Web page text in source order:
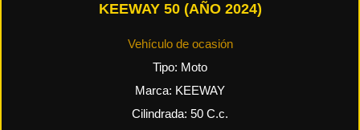
KEEWAY 50 (AÑO 2024)
Vehículo de ocasión
Tipo: Moto
Marca: KEEWAY
Cilindrada: 50 C.c.